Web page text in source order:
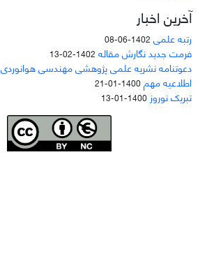
آخرین اخبار
رتبه علمی 1402-06-08
فرمت جدید نگارش مقاله 1402-02-13
دعوتنامه نشریه علمی پژوهشی مهندسی هوانوردی
اطلاعیه مهم1400-01-21
تبریک نوروز 1400-01-13